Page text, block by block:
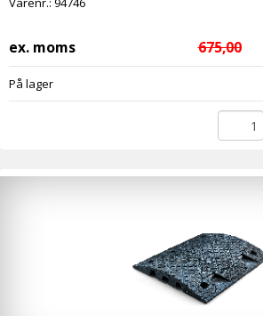
ex. moms 675,00
På lager